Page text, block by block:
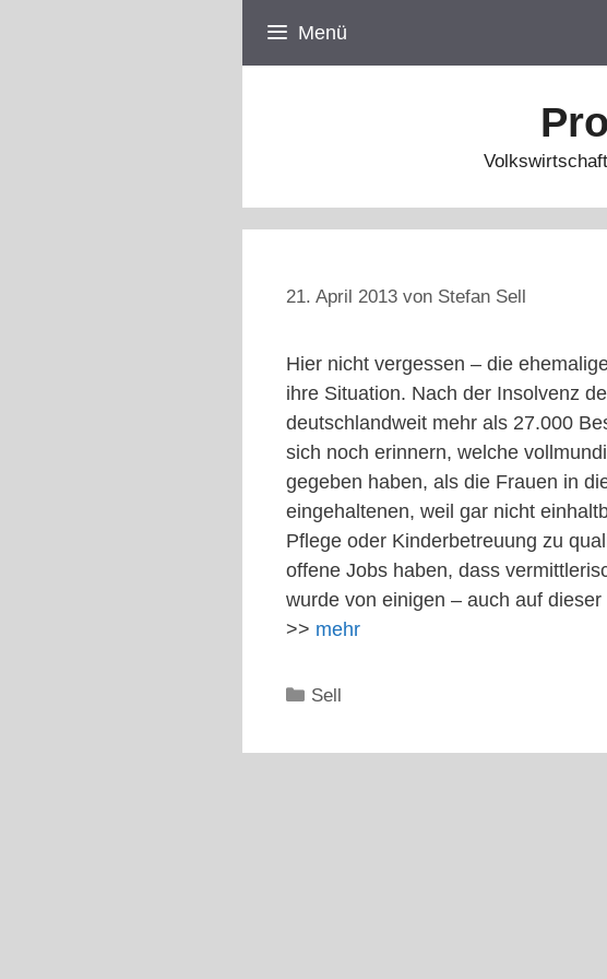
Menü
21. April 2013 von Stefan Sell
Hier nicht vergessen – die
ihre Situation. Nach der Insolvenz
deutschlandweit mehr als 27.000
sich noch erinnern, welche
gegeben haben, als die Frauen in
eingehaltenen, weil gar nicht
Pflege oder Kinderbetreuung zu
offene Jobs haben, dass
wurde von einigen – auch auf
>> mehr
Kategorien
Sell